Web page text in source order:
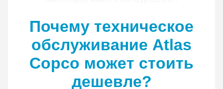
Почему техническое
обслуживание Atlas
Copco может стоить
дешевле?